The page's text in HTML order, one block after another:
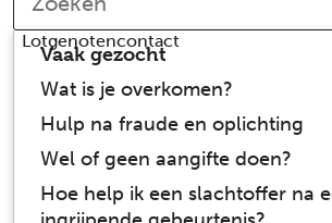
Lotgenotencontact
Vaak gezocht
Wat is je overkomen?
Hulp na fraude en oplichting
Wel of geen aangifte doen?
Hoe help ik een slachtoffer na